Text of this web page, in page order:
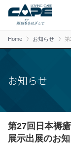
Home お知らせ 第
お知らせ
第27回日本褥
展示出展のお